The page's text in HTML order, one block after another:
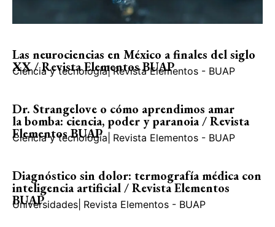
Las neurociencias en México a finales del siglo
XX / Revista Elementos BUAP
Ciencia y tecnología| Revista Elementos - BUAP
Dr. Strangelove o cómo aprendimos amar
la bomba: ciencia, poder y paranoia / Revista
Elementos BUAP
Ciencia y tecnología Revista Elementos - BUAP
Diagnóstico sin dolor: termografía médica con
inteligencia artificial / Revista Elementos
BUAP
Universidades Revista Elementos - BUAP